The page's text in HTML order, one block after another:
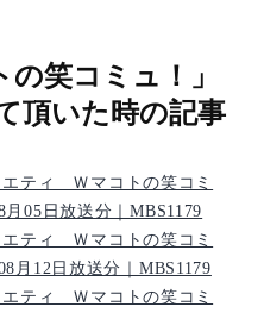
笑コミュ！」
頂いた時の記事
ティ Ｗマコトの笑コミ
05日放送分｜MBS1179
ティ Ｗマコトの笑コミ
月12日放送分｜MBS1179
ティ Ｗマコトの笑コミ